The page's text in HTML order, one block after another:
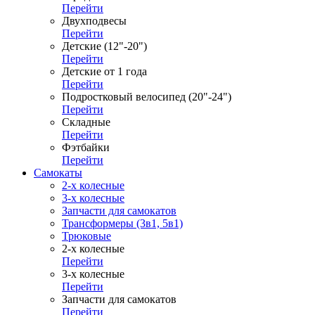
Перейти
Двухподвесы
Перейти
Детские (12"-20")
Перейти
Детские от 1 года
Перейти
Подростковый велосипед (20"-24")
Перейти
Складные
Перейти
Фэтбайки
Перейти
Самокаты
2-х колесные
3-х колесные
Запчасти для самокатов
Трансформеры (3в1, 5в1)
Трюковые
2-х колесные
Перейти
3-х колесные
Перейти
Запчасти для самокатов
Перейти